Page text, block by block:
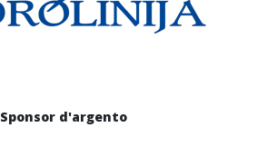
Sponsor d'argento